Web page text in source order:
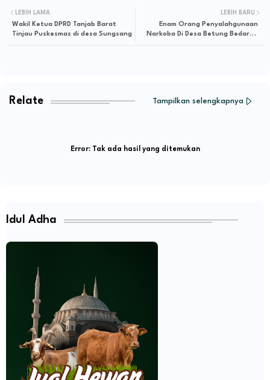
LEBIH BARU
Enam Orang Penyalahgunaan
Narkoba Di Desa Betung Bedarah
LEBIH LAMA
Wakil Ketua DPRD Tanjab Barat
Tinjau Puskesmas di desa Sungsang
Relate Tampilkan selengkapnya
Error:Tak ada hasil yang ditemukan
Idul Adha